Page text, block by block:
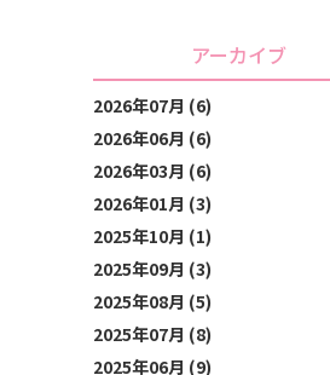
アーカイブ
2026年07月 (6)
2026年06月 (6)
2026年03月 (6)
2026年01月 (3)
2025年10月 (1)
2025年09月 (3)
2025年08月 (5)
2025年07月 (8)
2025年06月 (9)